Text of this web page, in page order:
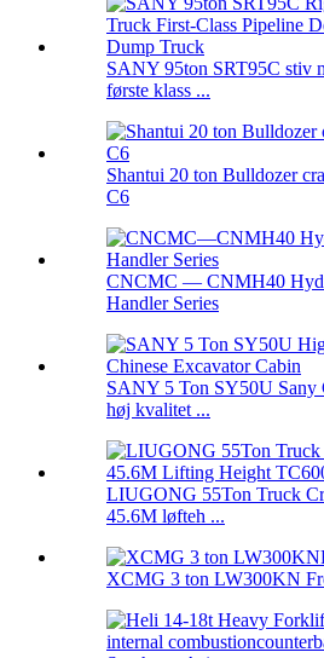
SANY 95ton SRT95C stiv
første klass ...
Shantui 20 ton Bulldozer
C6
CNCMC — CNMH40
Handler Series
SANY 5 Ton SY50U Sany
høj kvalitet ...
LIUGONG 55Ton Truck
45.6M løfteh ...
XCMG 3 ton LW300KN